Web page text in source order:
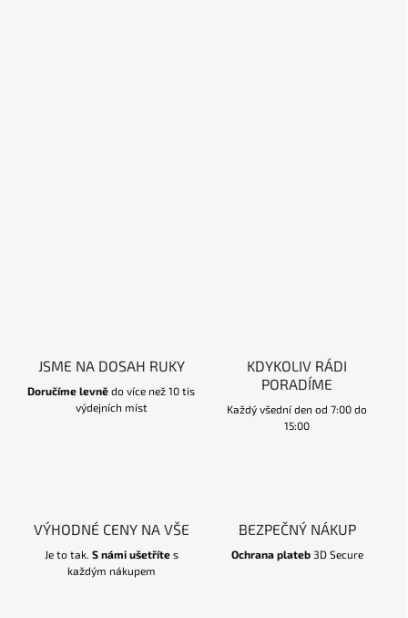
JSME NA DOSAH RUKY
Doručíme levně do více než 10 tis
výdejních míst
KDYKOLIV RÁDI
PORADÍME
Každý všední den od 7:00 do
15:00
VÝHODNÉ CENY NA VŠE
Je to tak. S námi ušetřítes
každým nákupem
BEZPEČNÝ NÁKUP
Ochrana plateb3D Secure